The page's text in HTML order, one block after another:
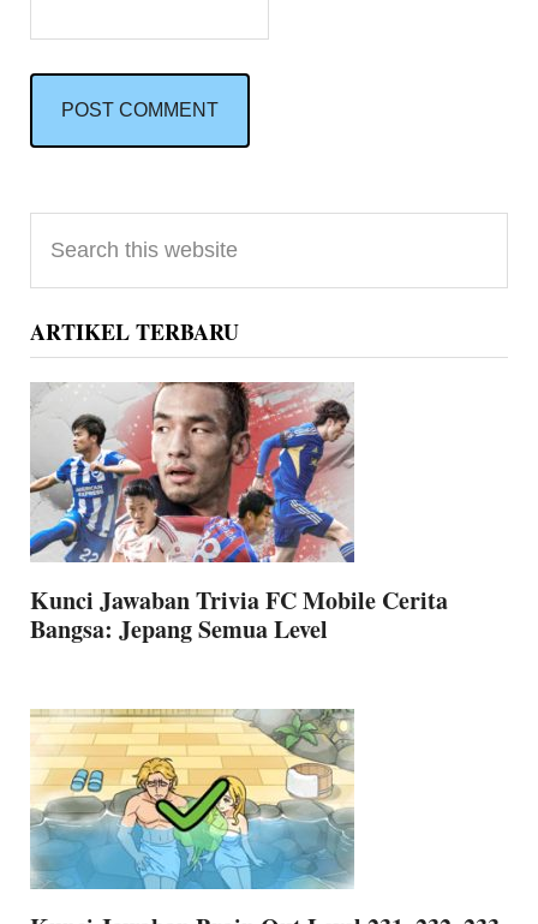
Primary
Sidebar
this
website
ARTIKEL TERBARU
Kunci Jawaban Trivia FC Mobile Cerita
Bangsa: Jepang Semua Level